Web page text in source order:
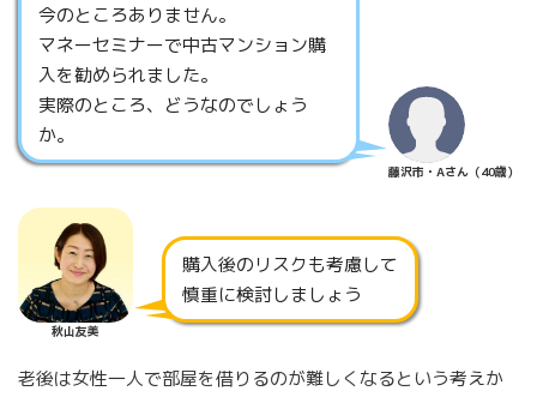
今のところありません。
マネーセミナーで中古マンション購
入を勧められました。
実際のところ、どうなのでしょう
か。
藤沢市・Aさん（40歳）
秋山友美
購入後のリスクも考慮して
慎重に検討しましょう
老後は女性一人で部屋を借りるのが難しくなるという考えか